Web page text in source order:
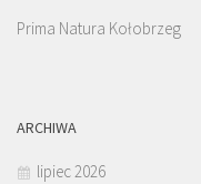
Prima Natura Kołobrzeg
ARCHIWA
lipiec 2026